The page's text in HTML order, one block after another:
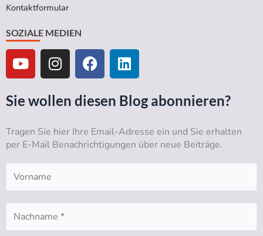
Kontaktformular
SOZIALE MEDIEN
Y
o
u
t
u
e
I
n
s
t
a
r
a
m
F
a
c
e
b
o
o
k
L
i
n
k
e
d
i
n
Sie wollen diesen Blog abonnieren?
Tragen Sie hier Ihre Email-Adresse ein und Sie erhalten
per E-Mail Benachrichtigungen über neue Beiträge.